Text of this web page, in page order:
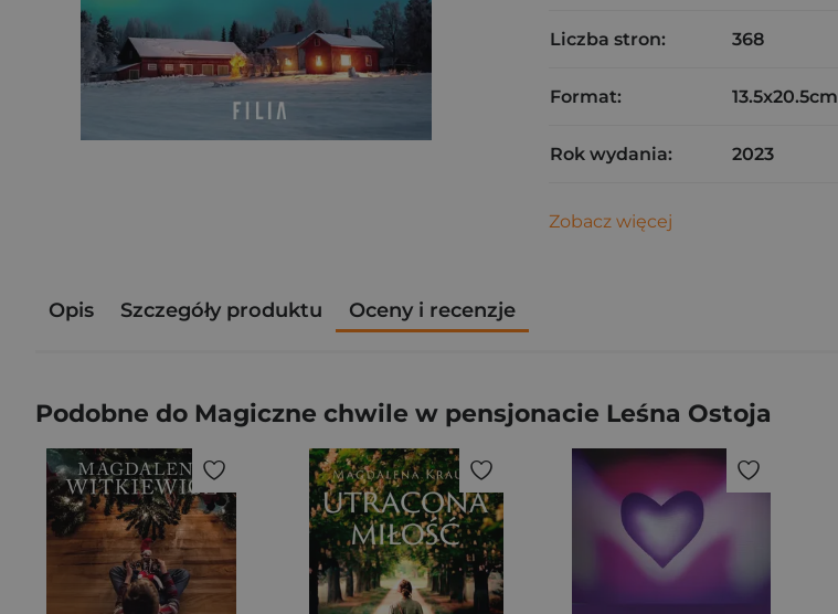
Liczba stron: 368
Format: 13.5x20.5cm
Rok wydania: 2023
Zobacz więcej
Opis Szczegóły produktu Oceny i recenzje
Podobne do Magiczne chwile w pensjonacie Leśna Ostoja